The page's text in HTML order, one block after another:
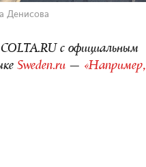
Денисова
с официальным
Sweden.ru — «Например,